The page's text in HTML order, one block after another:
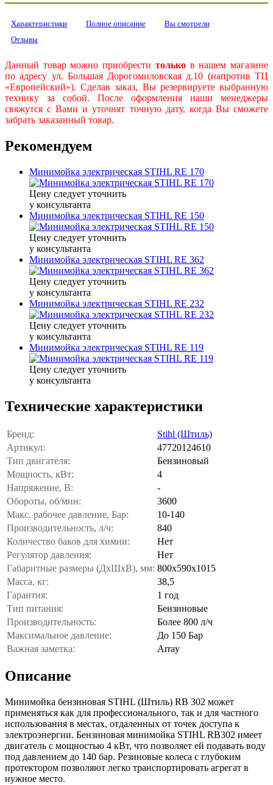
Характеристики Полное описание
Вы смотрели
Отзывы
Данный товар можно приобрести тольков нашем магазине
по адресу ул. Большая Дорогомиловская д.10 (напротив ТЦ
«Европейский»). Сделав заказ, Вы резервируете выбранную
технику за собой. После оформления наши менеджеры
свяжутся с Вами и уточнят точную дату, когда Вы сможете
забрать заказанный товар.
Рекомендуем
Минимойка электрическая STIHL RE 170
Цену следует уточнить
у консультанта
Минимойка электрическая STIHL RE 150
Цену следует уточнить
у консультанта
Минимойка электрическая STIHL RE 362
Цену следует уточнить
у консультанта
Минимойка электрическая STIHL RE 232
Цену следует уточнить
у консультанта
Минимойка электрическая STIHL RE 119
Цену следует уточнить
у консультанта
Технические характеристики
Бренд:
Stihl (Штиль)
Артикул:
47720124610
Тип двигателя:
Бензиновый
Мощность, кВт:
4
Напряжение, В:
-
Обороты, об/мин:
3600
Макс. рабочее давление, Бар:
10-140
Производительность, л/ч:
840
Количество баков для химии:
Нет
Регулятор давления:
Нет
Габаритные размеры (ДхШхВ), мм: 800х590х1015
Масса, кг:
38,5
Гарантия:
1 год
Тип питания:
Бензиновые
Производительность:
Более 800 л/ч
Максимальное давление:
До 150 Бар
Важная заметка:
Array
Описание
Минимойка бензиновая STIHL (Штиль) RB 302 может
применяться как для профессионального, так и для частного
использования в местах, отдаленных от точек доступа к
электроэнергии. Бензиновая минимойка STIHL RB302 имеет
двигатель с мощностью 4 кВт, что позволяет ей подавать воду
под давлением до 140 бар. Резиновые колеса с глубоким
протектором позволяют легко транспортировать агрегат в
нужное место.